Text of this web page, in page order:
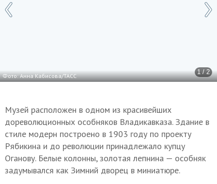
1 / 2
Фото: Анна Кабисова/ТАСС
Музей расположен в одном из красивейших
дореволюционных особняков Владикавказа. Здание в
стиле модерн построено в 1903 году по проекту
Рябикина и до революции принадлежало купцу
Оганову. Белые колонны, золотая лепнина — особняк
задумывался как Зимний дворец в миниатюре.